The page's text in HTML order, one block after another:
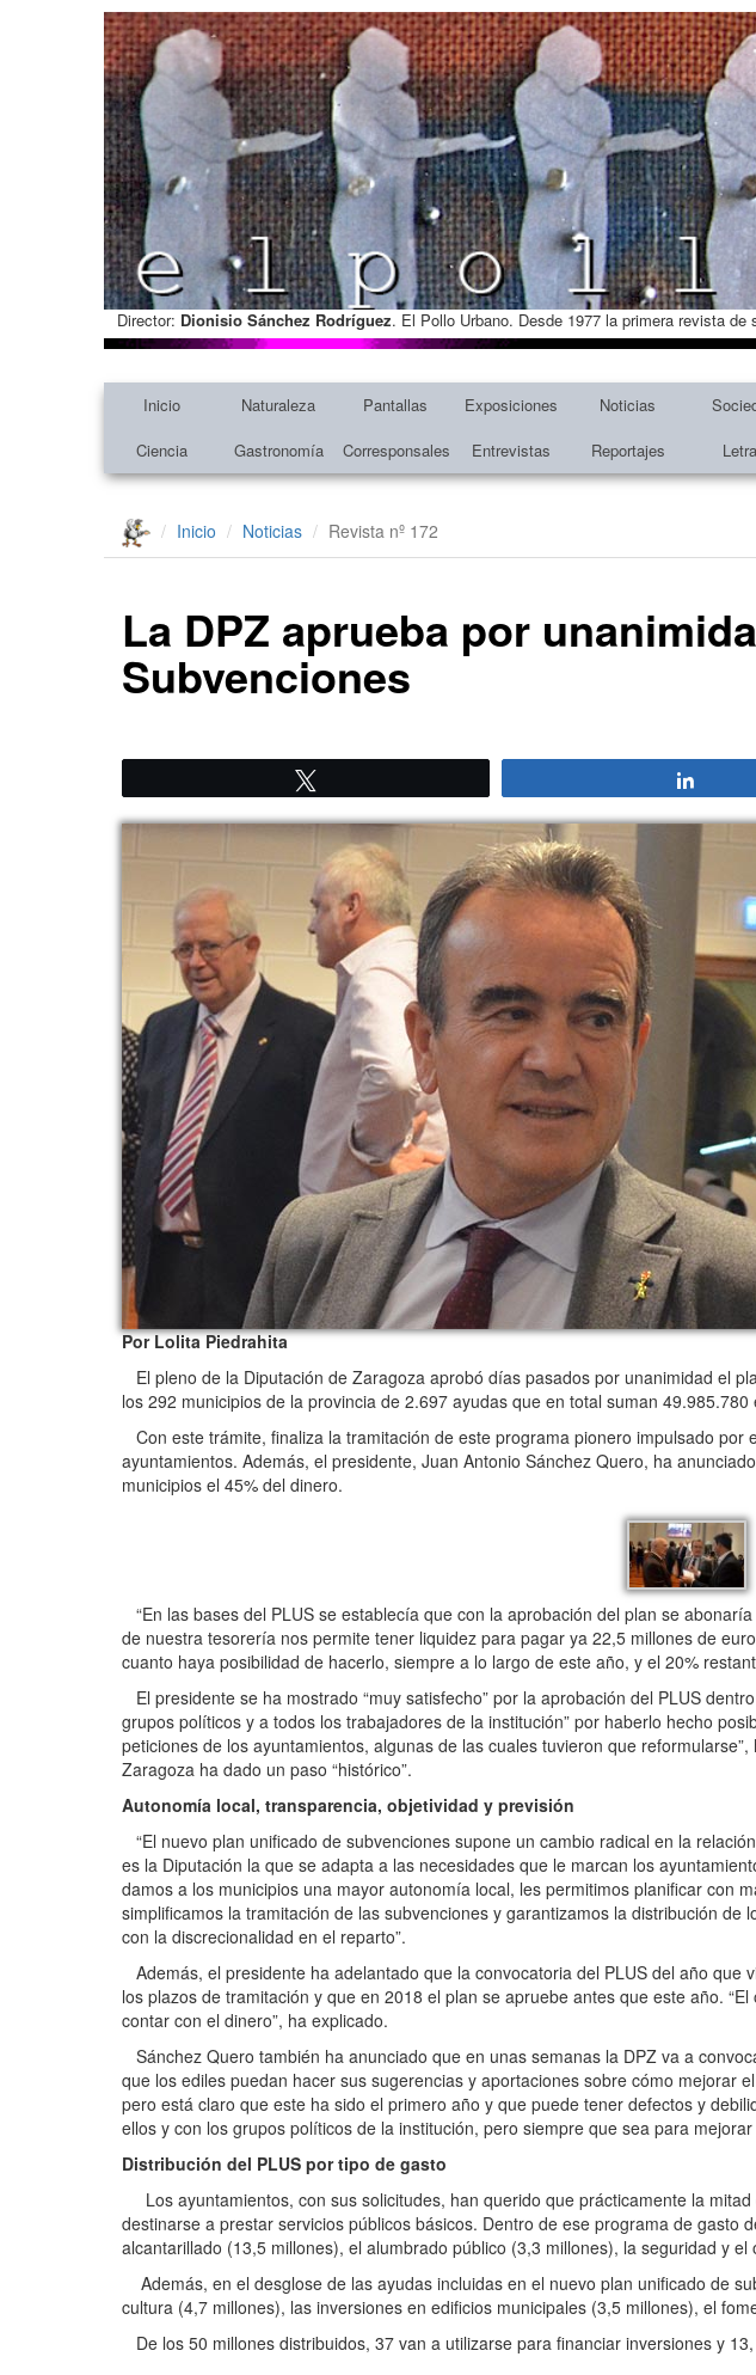
Director: Dionisio Sánchez Rodríguez. El Pollo Urbano. Desde 1977 la primera revista
Inicio Naturaleza Pantallas Exposiciones Noticias
Ciencia
Gastronomía Corresponsales Entrevistas Reportajes
Inicio Noticias Revista nº 172
La DPZ aprueba por
Subvenciones
Por Lolita Piedrahita
El pleno de la Diputación de Zaragoza aprobó días pasados por unanimidad el
los 292 municipios de la provincia de 2.697 ayudas que en total suman 49.985.780
Con este trámite, finaliza la tramitación de este programa pionero impulsado
ayuntamientos. Además, el presidente, Juan Antonio Sánchez Quero, ha
municipios el 45% del dinero.
“En las bases del PLUS se establecía que con la aprobación del plan se
de nuestra tesorería nos permite tener liquidez para pagar ya 22,5 millones de
cuanto haya posibilidad de hacerlo, siempre a lo largo de este año, y el 20%
El presidente se ha mostrado “muy satisfecho” por la aprobación del PLUS
grupos políticos y a todos los trabajadores de la institución” por haberlo hecho
peticiones de los ayuntamientos, algunas de las cuales tuvieron que
Zaragoza ha dado un paso “histórico”.
Autonomía local, transparencia, objetividad y previsión
“El nuevo plan unificado de subvenciones supone un cambio radical en la
es la Diputación la que se adapta a las necesidades que le marcan los
damos a los municipios una mayor autonomía local, les permitimos planificar con
simplificamos la tramitación de las subvenciones y garantizamos la distribución
con la discrecionalidad en el reparto”.
Además, el presidente ha adelantado que la convocatoria del PLUS del año
los plazos de tramitación y que en 2018 el plan se apruebe antes que este año.
contar con el dinero”, ha explicado.
Sánchez Quero también ha anunciado que en unas semanas la DPZ va a
que los ediles puedan hacer sus sugerencias y aportaciones sobre cómo mejorar
pero está claro que este ha sido el primero año y que puede tener defectos y
ellos y con los grupos políticos de la institución, pero siempre que sea para
Distribución del PLUS por tipo de gasto
Los ayuntamientos, con sus solicitudes, han querido que prácticamente la
destinarse a prestar servicios públicos básicos. Dentro de ese programa de gasto
alcantarillado (13,5 millones), el alumbrado público (3,3 millones), la seguridad y
Además, en el desglose de las ayudas incluidas en el nuevo plan unificado de
cultura (4,7 millones), las inversiones en edificios municipales (3,5 millones), el
De los 50 millones distribuidos, 37 van a utilizarse para financiar inversiones y